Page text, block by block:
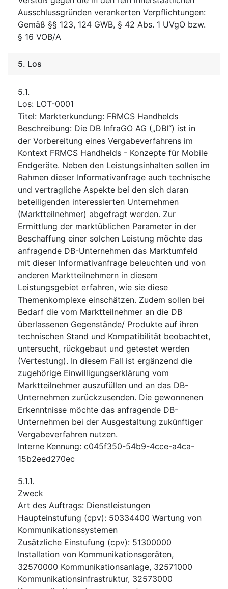
Ausschlussgründen verankerten Verpflichtungen:
Gemäß §§ 123, 124 GWB, § 42 Abs. 1 UVgO bzw.
§ 16 VOB/A
5. Los
5.1.
Los: LOT-0001
Titel: Markterkundung: FRMCS Handhelds
Beschreibung: Die DB InfraGO AG („DBI“) ist in
der Vorbereitung eines Vergabeverfahrens im
Kontext FRMCS Handhelds - Konzepte für Mobile
Endgeräte. Neben den Leistungsinhalten sollen im
Rahmen dieser Informativanfrage auch technische
und vertragliche Aspekte bei den sich daran
beteiligenden interessierten Unternehmen
(Marktteilnehmer) abgefragt werden. Zur
Ermittlung der marktüblichen Parameter in der
Beschaffung einer solchen Leistung möchte das
anfragende DB-Unternehmen das Marktumfeld
mit dieser Informativanfrage beleuchten und von
anderen Marktteilnehmern in diesem
Leistungsgebiet erfahren, wie sie diese
Themenkomplexe einschätzen. Zudem sollen bei
Bedarf die vom Marktteilnehmer an die DB
überlassenen Gegenstände/ Produkte auf ihren
technischen Stand und Kompatibilität beobachtet,
untersucht, rückgebaut und getestet werden
(Vertestung). In diesem Fall ist ergänzend die
zugehörige Einwilligungserklärung vom
Marktteilnehmer auszufüllen und an das DB-
Unternehmen zurückzusenden. Die gewonnenen
Erkenntnisse möchte das anfragende DB-
Unternehmen bei der Ausgestaltung zukünftiger
Vergabeverfahren nutzen.
Interne Kennung: c045f350-54b9-4cce-a4ca-
15b2eed270ec
5.1.1.
Zweck
Art des Auftrags: Dienstleistungen
Haupteinstufung (cpv): 50334400 Wartung von
Kommunikationssystemen
Zusätzliche Einstufung (cpv): 51300000
Installation von Kommunikationsgeräten,
32570000 Kommunikationsanlage, 32571000
Kommunikationsinfrastruktur, 32573000